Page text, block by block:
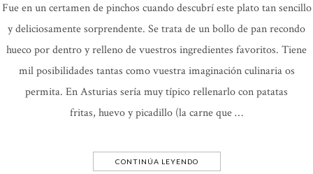
Fue en un certamen de pinchos cuando descubrí este plato tan sencillo
y deliciosamente sorprendente. Se trata de un bollo de pan recondo
hueco por dentro y relleno de vuestros ingredientes favoritos. Tiene
mil posibilidades tantas como vuestra imaginación culinaria os
permita. En Asturias sería muy típico rellenarlo con patatas
fritas, huevo y picadillo (la carne que …
CONTINÚA LEYENDO